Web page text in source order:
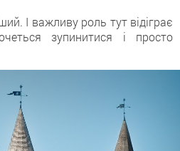
І важливу роль тут відіграє
зупинитися і просто